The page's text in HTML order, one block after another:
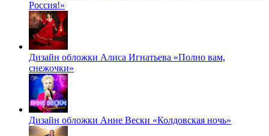
Россия!»
Дизайн обложки Алиса Игнатьева «Полно вам,
снежочки»
Дизайн обложки Анне Вески «Колдовская ночь»